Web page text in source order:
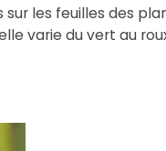
les feuilles des
varie du vert au